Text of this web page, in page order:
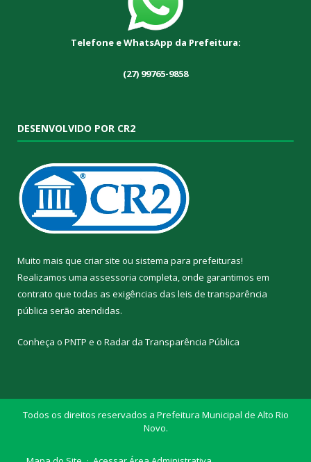
Telefone e WhatsApp da Prefeitura:
(27) 99765-9858
DESENVOLVIDO POR CR2
Muito mais que criar site ou sistema para prefeituras!
Realizamos uma assessoria completa, onde garantimos em
contrato que todas as exigências das leis de transparência
pública serão atendidas.
Conheça o PNTP e o Radar da Transparência Pública
Todos os direitos reservados a Prefeitura Municipal de Alto Rio
Novo.